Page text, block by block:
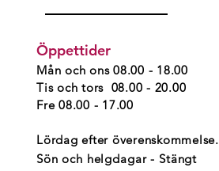
hudförnyelse
Öppettider
Mån och ons 08.00 - 18.00
Tis och tors 08.00 - 20.00
Fre 08.00 - 17.00
Lördag efter överenskommelse.
Sön och helgdagar - Stängt